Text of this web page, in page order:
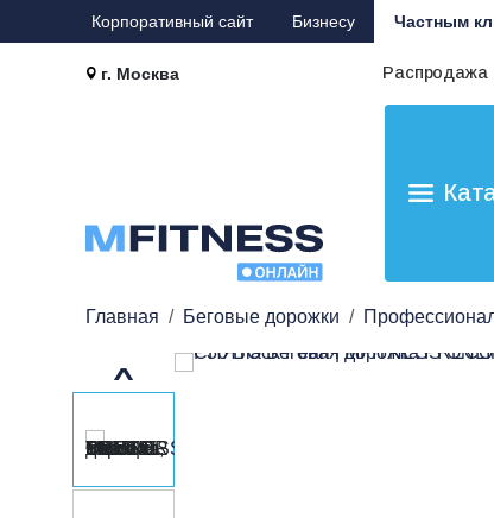
Корпоративный сайт Бизнесу Частным
г. Москва Распродажа
Главная Беговые дорожки